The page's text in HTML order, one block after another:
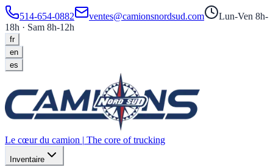
514-654-0882 ventes@camionsnordsud.com
Lun-Ven 8h-
18h · Sam 8h-12h
fr
en
es
Le cœur du camion | The core of trucking
Inventaire